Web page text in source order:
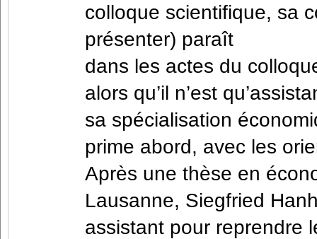
colloque scientifique, sa
présenter) paraît
dans les actes du
alors qu’il n’est
sa spécialisation
prime abord, avec les
Après une thèse en
Lausanne, Siegfried
assistant pour reprendre